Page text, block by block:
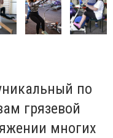
по
грязевой
многих